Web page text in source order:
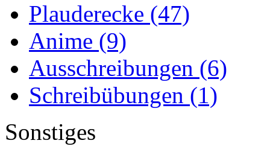
Plauderecke (47)
Anime (9)
Ausschreibungen (6)
Schreibübungen (1)
Sonstiges